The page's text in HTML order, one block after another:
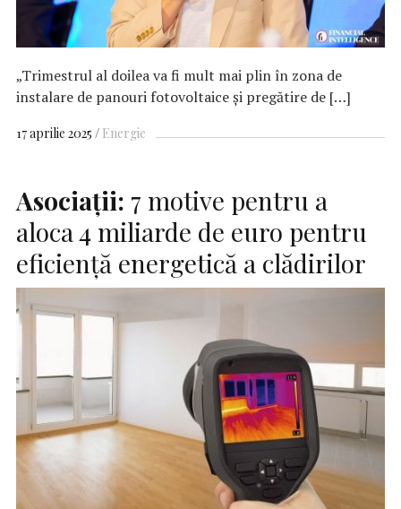
„Trimestrul al doilea va fi mult mai plin în zona de
instalare de panouri fotovoltaice și pregătire de […]
17 aprilie 2025 Energie
Asociații: 7 motive pentru a
aloca 4 miliarde de euro pentru
eficiență energetică a clădirilor